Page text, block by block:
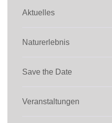
Aktuelles
Naturerlebnis
Save the Date
Veranstaltungen